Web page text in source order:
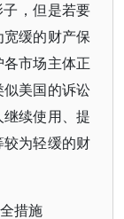
子，但是若要
缓的财产保
市场主体正
美国的诉讼
续使用、提
为轻缓的财
措施